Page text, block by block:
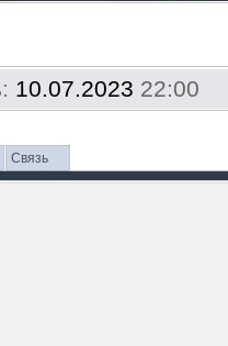
10.07.2023 22:00
Связь